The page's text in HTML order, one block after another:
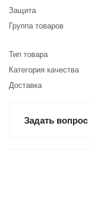
Защита
Группа товаров
Тип товара
Категория качества
Доставка
Задать вопрос